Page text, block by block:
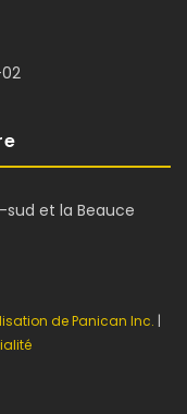
sud et la Beauce
de Panican Inc. |